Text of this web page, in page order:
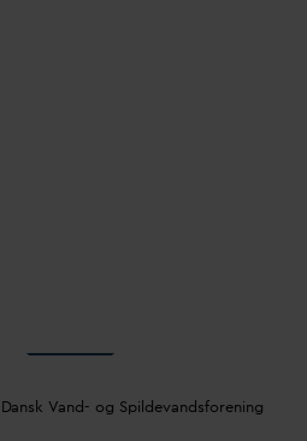
DanskVand- og Spildevandsforening